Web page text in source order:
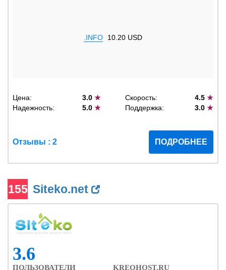
.INFO 10.20 USD
Цена: 3.0★ Скорость: 4.5 ★
Надежность:
5.0★ Поддержка: 3.0 ★
Отзывы : 2 ПОДРОБНЕЕ
155 Siteko.net
3.6
ПОЛЬЗОВАТЕЛИ KREOHOST.RU